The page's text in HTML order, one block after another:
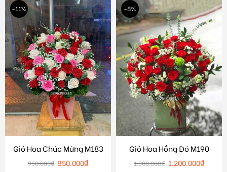
-11%
Giỏ Hoa Chúc Mừng M183
950.000₫ 850.000₫
-8%
Giỏ Hoa Hồng Đỏ M190
1.300.000₫ 1.200.000₫